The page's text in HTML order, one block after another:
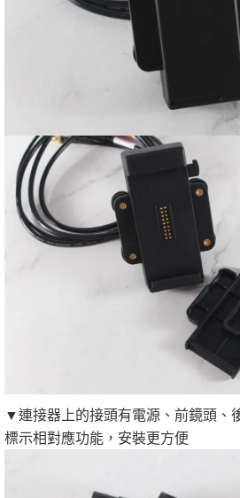
▼連接器上的接頭有電源、前鏡頭、
標示相對應功能，安裝更方便